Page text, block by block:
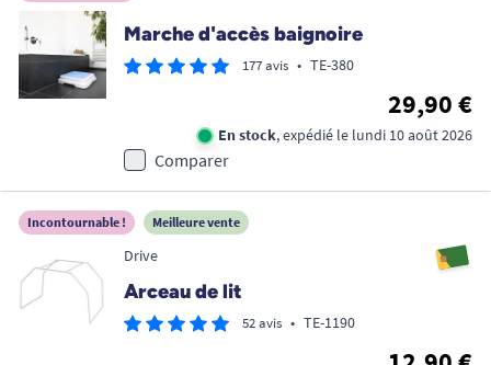
Marche d'accès baignoire
177 avis • TE-380
29,90 €
En stock, expédié le lundi 10 août 2026
Comparer
Incontournable ! Meilleure vente
Drive
Arceau de lit
52 avis • TE-1190